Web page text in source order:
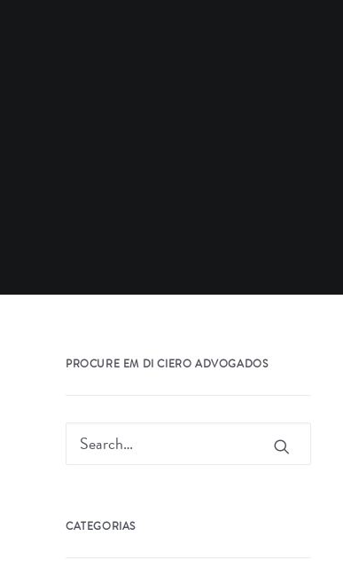
PROCURE EM DI CIERO ADVOGADOS
CATEGORIAS